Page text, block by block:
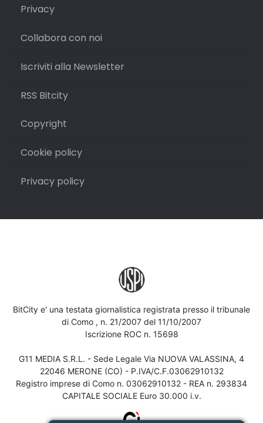
Privacy
Collabora con noi
Iscriviti alla Newsletter
RSS Bitcity
Copyright
Cookie policy
Privacy policy
BitCity e' una testata giornalistica registrata presso il tribunale
di Como , n. 21/2007 del 11/10/2007
Iscrizione ROC n. 15698
G11 MEDIA S.R.L. - Sede Legale Via NUOVA VALASSINA, 4
22046 MERONE (CO) - P.IVA/C.F.03062910132
Registro imprese di Como n. 03062910132 - REA n. 293834
CAPITALE SOCIALE Euro 30.000 i.v.